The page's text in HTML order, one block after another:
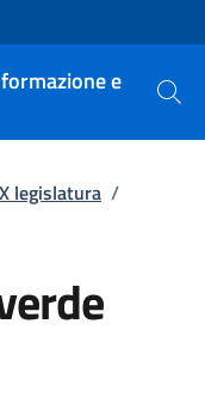
e
Cerca
legislatura /